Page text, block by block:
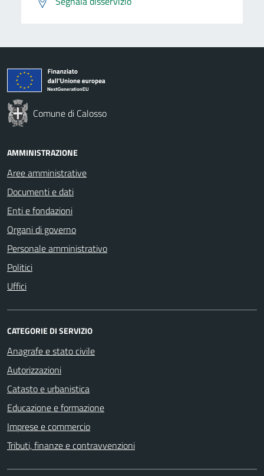
Comune di Calosso
AMMINISTRAZIONE
Aree amministrative
Documenti e dati
Enti e fondazioni
Organi di governo
Personale amministrativo
Politici
Uffici
CATEGORIE DI SERVIZIO
Anagrafe e stato civile
Autorizzazioni
Catasto e urbanistica
Educazione e formazione
Imprese e commercio
Tributi, finanze e contravvenzioni